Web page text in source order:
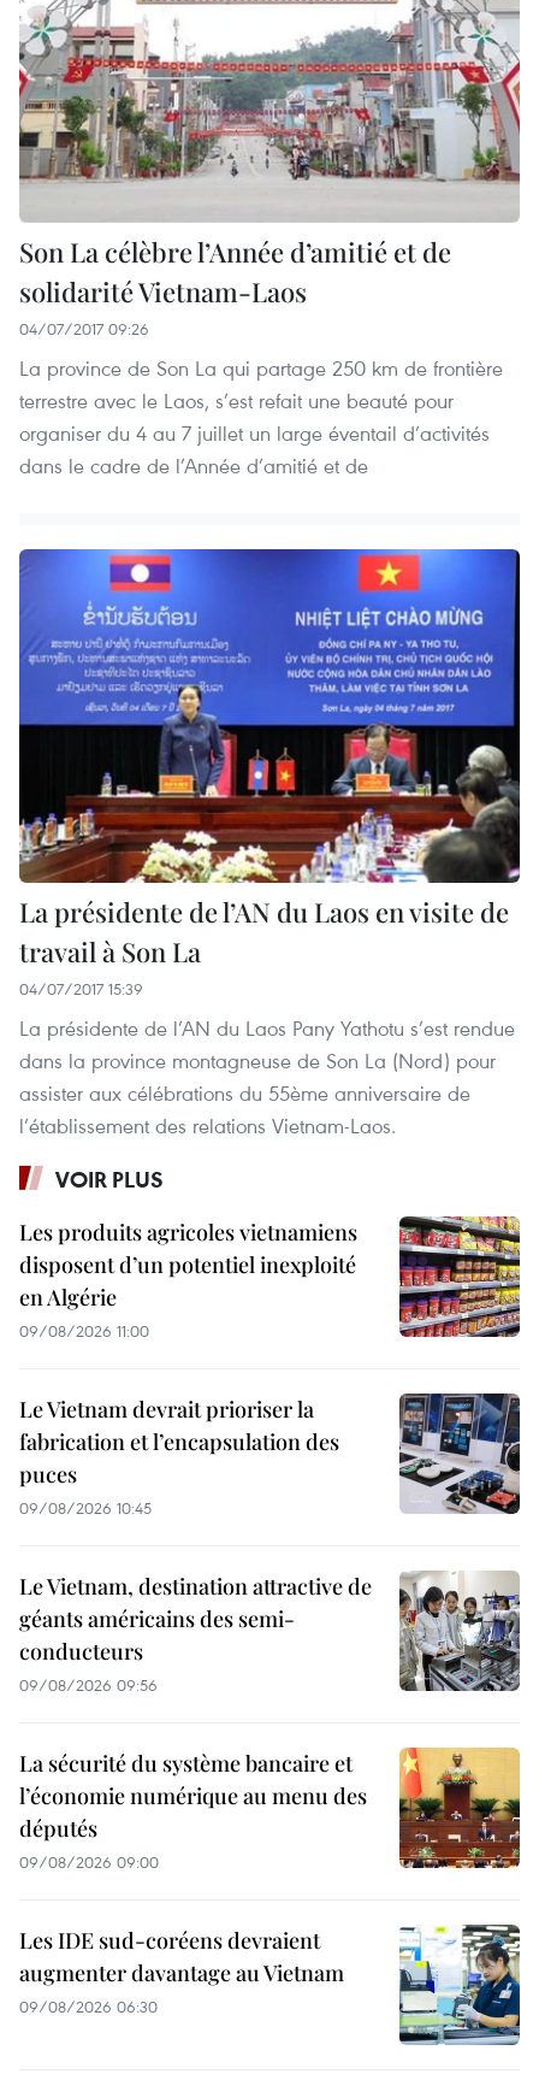
Son La célèbre l’Année d’amitié et de
solidarité Vietnam-Laos
04/07/2017 09:26
La province de Son La qui partage 250 km de frontière
terrestre avec le Laos, s’est refait une beauté pour
organiser du 4 au 7 juillet un large éventail d’activités
dans le cadre de l’Année d’amitié et de
La présidente de l’AN du Laos en visite de
travail à Son La
04/07/2017 15:39
La présidente de l’AN du Laos Pany Yathotu s’est rendue
dans la province montagneuse de Son La (Nord) pour
assister aux célébrations du 55ème anniversaire de
l’établissement des relations Vietnam-Laos.
VOIR PLUS
Les produits agricoles vietnamiens
disposent d’un potentiel inexploité
en Algérie
09/08/2026 11:00
Le Vietnam devrait prioriser la
fabrication et l’encapsulation des
puces
09/08/2026 10:45
Le Vietnam, destination attractive de
géants américains des semi-
conducteurs
09/08/2026 09:56
La sécurité du système bancaire et
l’économie numérique au menu des
députés
09/08/2026 09:00
Les IDE sud-coréens devraient
augmenter davantage au Vietnam
09/08/2026 06:30